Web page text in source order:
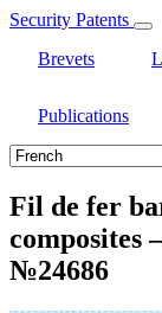
Security Patents
Brevets
Publications
Select
language
Fil de fer
composites
№24686